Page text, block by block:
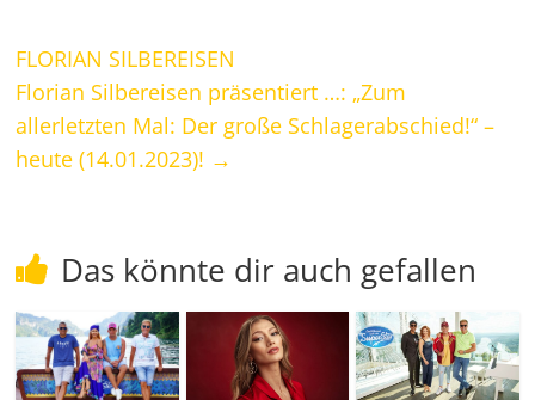
FLORIAN SILBEREISEN
Florian Silbereisen präsentiert …: „Zum
allerletzten Mal: Der große Schlagerabschied!“ –
heute (14.01.2023)! →
Das könnte dir auch gefallen